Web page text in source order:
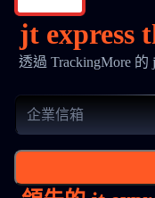
jt express
透過 TrackingMore 的